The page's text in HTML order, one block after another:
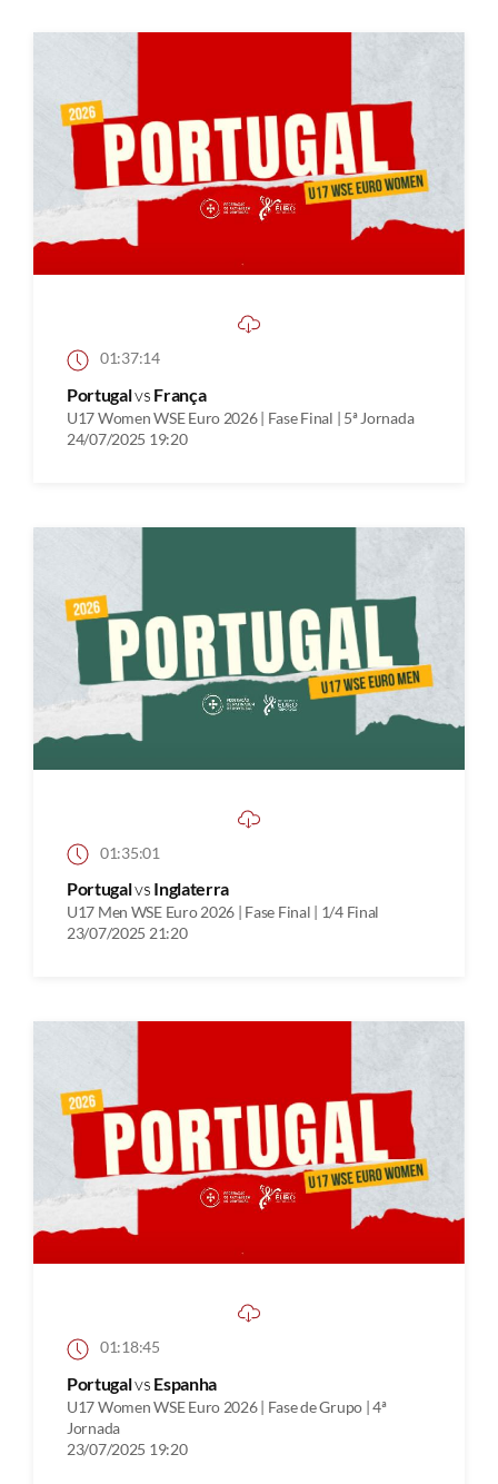
01:37:14
Portugalvs França
U17 Women WSE Euro 2026 | Fase Final | 5ª Jornada
24/07/2025 19:20
01:35:01
Portugalvs Inglaterra
U17 Men WSE Euro 2026 | Fase Final | 1/4 Final
23/07/2025 21:20
01:18:45
Portugalvs Espanha
U17 Women WSE Euro 2026 | Fase de Grupo | 4ª
Jornada
23/07/2025 19:20